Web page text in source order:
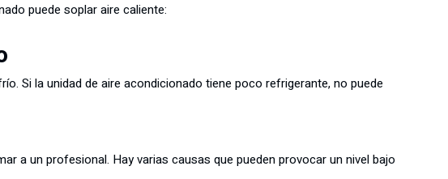
puede soplar aire caliente:
Si la unidad de aire acondicionado tiene poco refrigerante, no puede
a un profesional. Hay varias causas que pueden provocar un nivel bajo